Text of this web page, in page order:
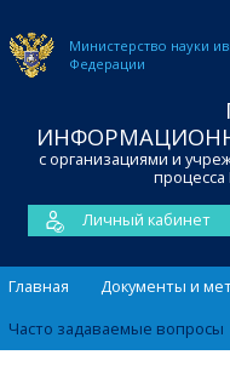
Министерство науки и
Федерации
с организациями и
Личный кабинет
Главная
Документы и
Часто задаваемые вопросы